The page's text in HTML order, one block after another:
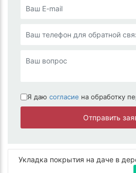
Я даю согласие на обработку
Отправить
Укладка покрытия на даче в